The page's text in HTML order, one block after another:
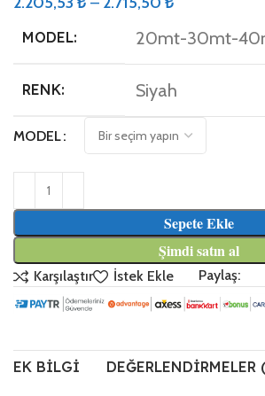
MODEL: 20mt-30mt-
RENK: Siyah
MODEL
Sepete Ekle
Şimdi satın al
Karşılaştır İstek Ekle Paylaş:
EK BILGI DEĞERLENDIRMELER